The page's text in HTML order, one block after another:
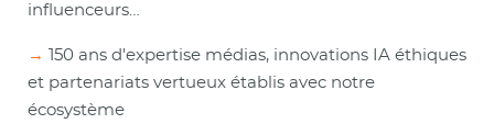
influenceurs…
→ 150 ans d'expertise médias, innovations IA éthiques
et partenariats vertueux établis avec notre
écosystème